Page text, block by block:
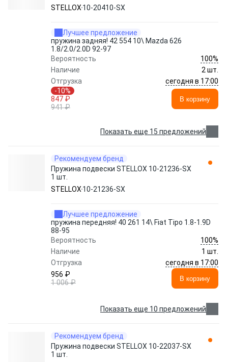
STELLOX 10-20410-SX
Лучшее предложение
пружина задняя! 42 554 10\ Mazda 626
1.8/2.0/2.0D 92-97
Вероятность
100%
Наличие
2 шт.
Отгрузка
сегодня в 17:00
-10%
847 ₽
941 ₽
В корзину
Показать еще 15 предложений
Рекомендуем бренд
Пружина подвески STELLOX 10-21236-SX
1 шт.
STELLOX 10-21236-SX
Лучшее предложение
пружина передняя! 40 261 14\ Fiat Tipo 1.8-1.9D
88-95
Вероятность
100%
Наличие
1 шт.
Отгрузка
сегодня в 17:00
956 ₽
1 006 ₽
В корзину
Показать еще 10 предложений
Рекомендуем бренд
Пружина подвески STELLOX 10-22037-SX
1 шт.